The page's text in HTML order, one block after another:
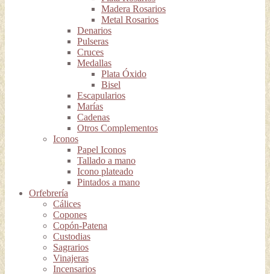
Madera Rosarios
Metal Rosarios
Denarios
Pulseras
Cruces
Medallas
Plata Óxido
Bisel
Escapularios
Marías
Cadenas
Otros Complementos
Iconos
Papel Iconos
Tallado a mano
Icono plateado
Pintados a mano
Orfebrería
Cálices
Copones
Copón-Patena
Custodias
Sagrarios
Vinajeras
Incensarios